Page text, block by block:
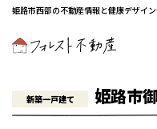
姫路市西部の不動産情報と健康デザイ
新築一戸建て 姫路市